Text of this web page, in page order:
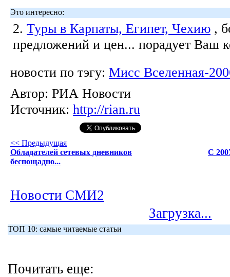
Это интересно:
2. Туры в Карпаты, Египет, Чехию ,
предложений и цен... порадует Ваш
новости по тэгу: Мисс Вселенная-
Автор: РИА Новости
Источник: http://rian.ru
<< Предыдущая
Обладателей сетевых дневников
беспощадно...
С
Новости СМИ2
Загрузка...
ТОП 10: самые читаемые статьи
Почитать еще: